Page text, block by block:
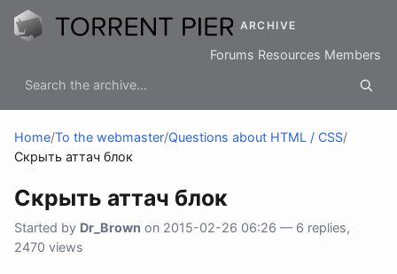
ARCHIVE
Forums Resources Members
Home/To the webmaster/Questions about HTML / CSS/
Скрыть аттач блок
Скрыть аттач блок
Started by Dr_Brown on 2015-02-26 06:26 — 6 replies,
2470 views